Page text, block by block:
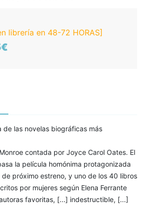
librería en 48-72 HORAS]
de las novelas biográficas más
contada por Joyce Carol Oates. El
la película homónima protagonizada
de próximo estreno, y uno de los 40 libros
por mujeres según Elena Ferrante
favoritas, [...] indestructible, [...]